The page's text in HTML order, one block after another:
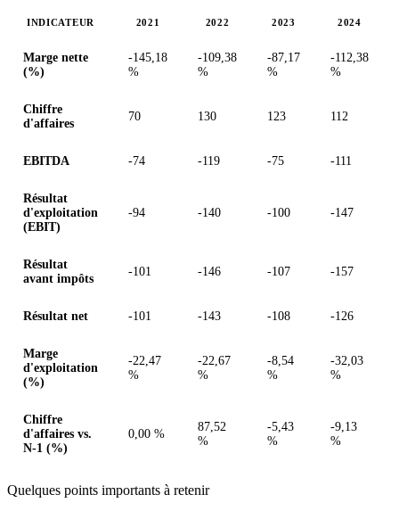
INDICATEUR 2021 2022 2023 2024
Marge nette
(%)
-145,18
%
-109,38
%
-87,17
%
-112,38
%
Chiffre
d'affaires
70 130 123 112
EBITDA -74 -119 -75 -111
Résultat
d'exploitation
(EBIT)
-94 -140 -100 -147
Résultat
avant impôts
-101 -146 -107 -157
Résultat net -101 -143 -108 -126
Marge
d'exploitation
(%)
-22,47
%
-22,67
%
-8,54
%
-32,03
%
Chiffre
d'affaires vs.
N-1 (%)
0,00 %
87,52
%
-5,43
%
-9,13
%
Quelques points importants à retenir